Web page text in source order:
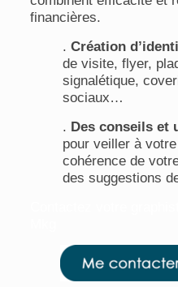
financières.
. Création
de visite, flyer,
signalétique,
sociaux…
. Des conseils et
pour veiller à
cohérence de
des suggestions